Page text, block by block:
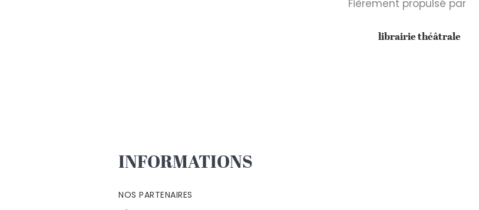
Fièrement propulsé par
librairie théâtrale
INFORMATIONS
NOS PARTENAIRES